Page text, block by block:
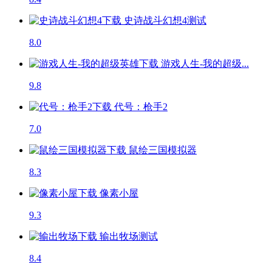
史诗战斗幻想4测试
8.0
游戏人生-我的超级...
9.8
代号：枪手2
7.0
鼠绘三国模拟器
8.3
像素小屋
9.3
输出牧场测试
8.4